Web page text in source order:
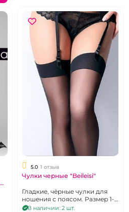
5.0 1 отзыв
Чулки черные "Beileisi"
Гладкие, чёрные чулки для
ношения с поясом. Размер 1-
2.В наличии: 2 шт.